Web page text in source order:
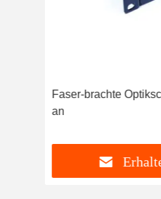
Faser-brachte
an